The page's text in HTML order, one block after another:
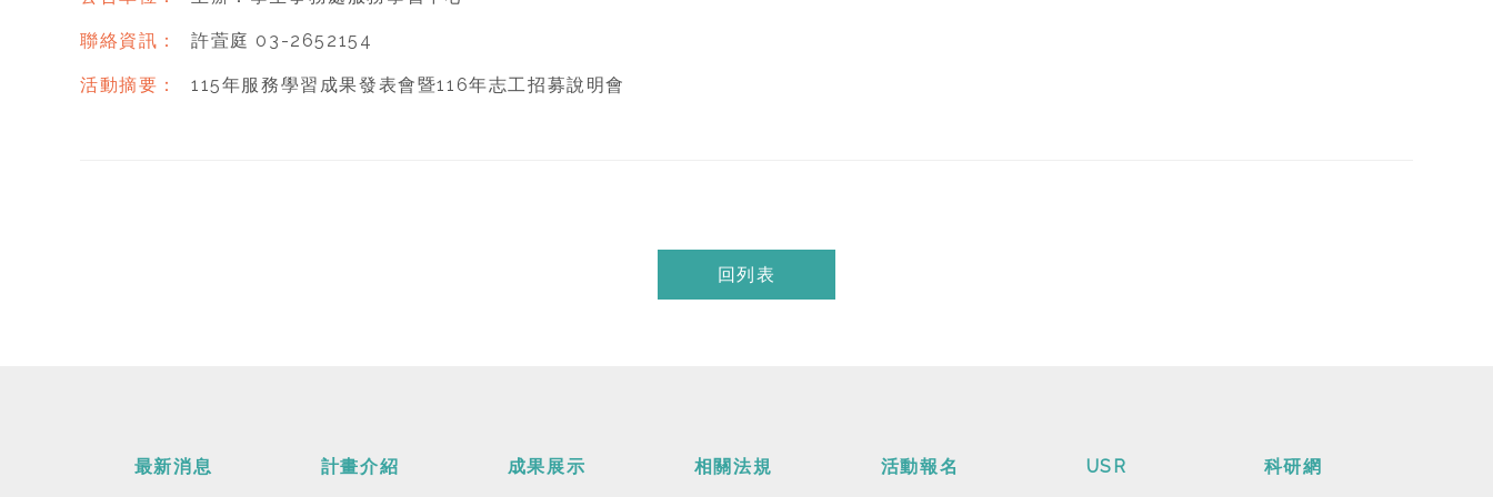
聯絡資訊： 許萓庭 03-2652154
活動摘要： 115年服務學習成果發表會暨116年志工招募說明會
回列表
最新消息 計畫介紹 成果展示 相關法規 活動報名 USR 科研網